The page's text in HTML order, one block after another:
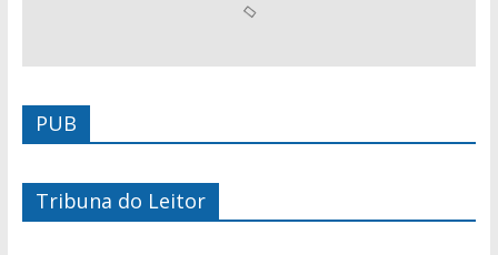
PUB
Tribuna do Leitor